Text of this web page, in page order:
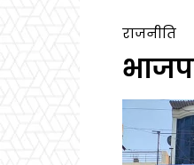
राजनीति